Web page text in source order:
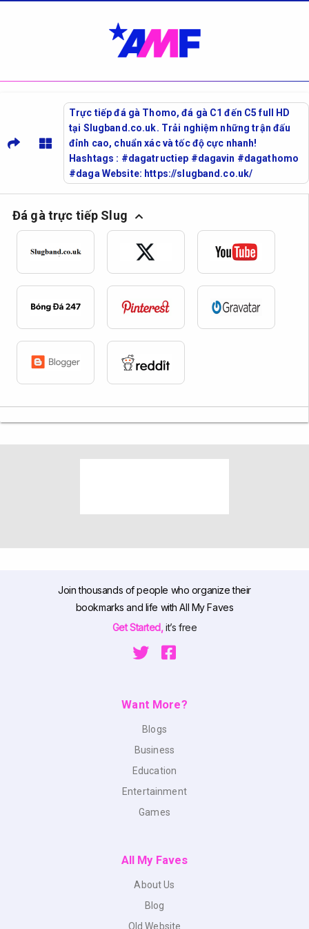
Trực tiếp đá gà Thomo, đá gà C1 đến C5 full HD
tại Slugband.co.uk. Trải nghiệm những trận đấu
đỉnh cao, chuẩn xác và tốc độ cực nhanh!
Hashtags : #dagatructiep #dagavin #dagathomo
#daga Website: https://slugband.co.uk/
Đá gà trực tiếp Slug
Join thousands of people who organize their
bookmarks and life with All My Faves
Get Started,it’s free
Want More?
Blogs
Business
Education
Entertainment
Games
All My Faves
About Us
Blog
Old Website